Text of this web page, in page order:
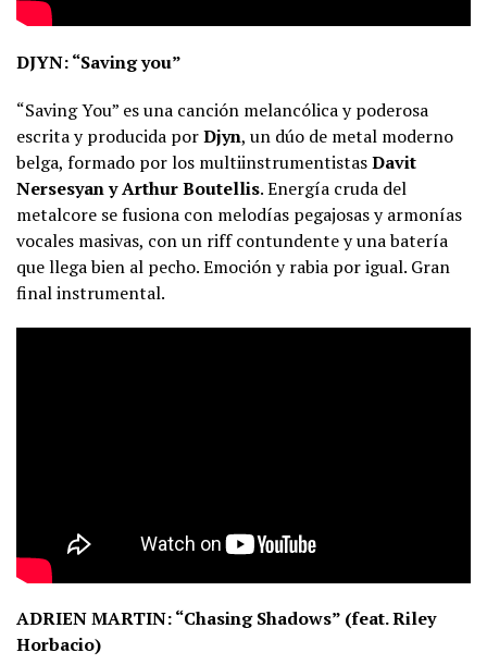
DJYN: “Saving you”
“Saving You” es una canción melancólica y poderosa
escrita y producida porDjyn, un dúo de metal moderno
belga, formado por los multiinstrumentistasDavit
Nersesyan y Arthur Boutellis. Energía cruda del
metalcore se fusiona con melodías pegajosas y armonías
vocales masivas, con un riff contundente y una batería
que llega bien al pecho. Emoción y rabia por igual. Gran
final instrumental.
ADRIEN MARTIN: “Chasing Shadows” (feat. Riley
Horbacio)